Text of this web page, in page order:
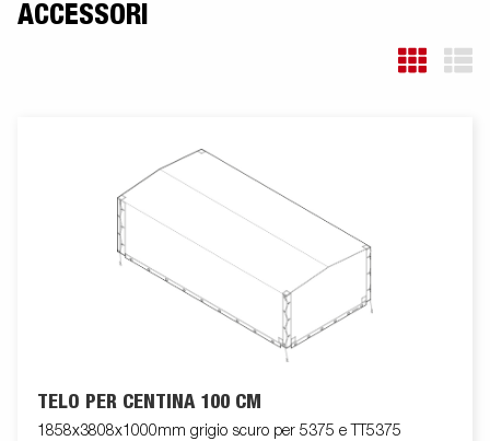
ACCESSORI
TELO PER CENTINA 100 CM
1858x3808x1000mm grigio scuro per 5375 e TT5375